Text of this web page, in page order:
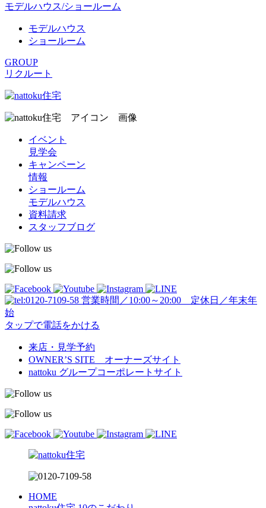
モデルハウス/ショールーム
モデルハウス
ショールーム
GROUP
リクルート
イベント
見学会
キャンペーン
情報
ショールーム
モデルハウス
資料請求
スタッフブログ
営業時間／10:00～20:00 定休日／年末年
始
タップで電話をかける
来店・見学予約
OWNER’S SITE オーナーズサイト
nattoku グループコーポレートサイト
HOME